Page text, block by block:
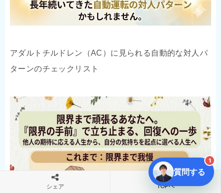
アダルトチルドレン（AC）に見られる自動的な対人パ
ターンのチェックリスト
シェア TOPへ
質問する
1